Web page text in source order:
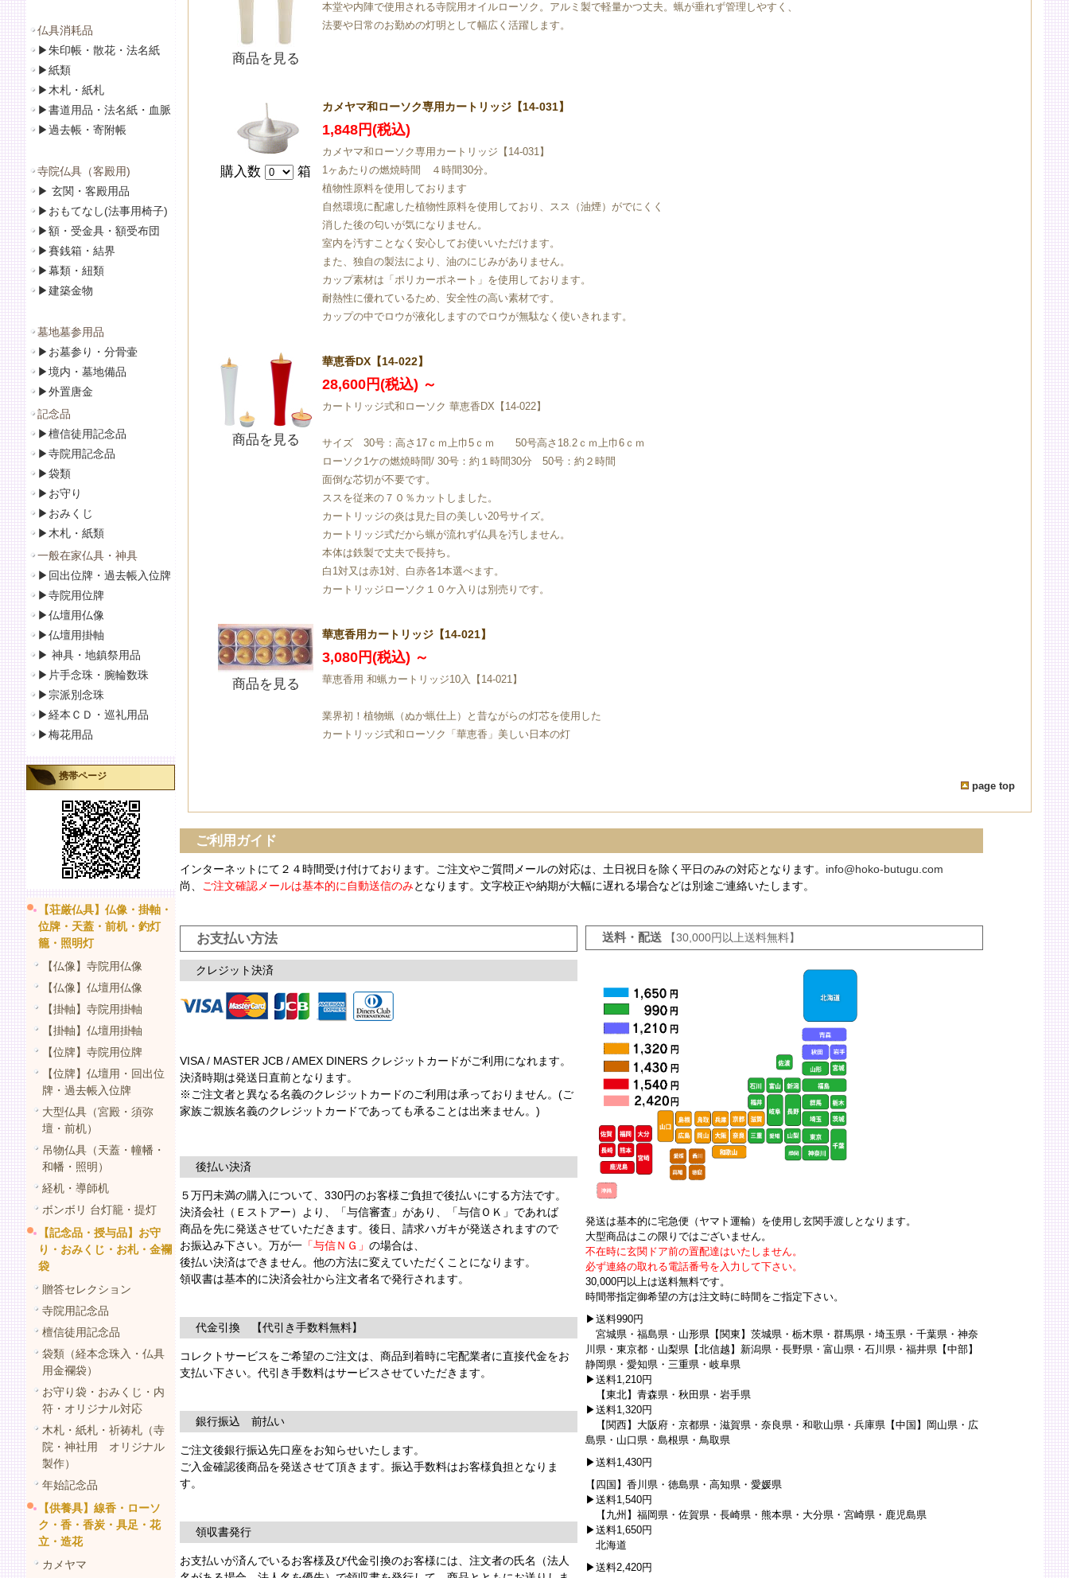
仏具消耗品
▶朱印帳・散花・法名紙
▶紙類
▶ 木札・紙札
▶書道用品・法名紙・血脈
▶過去帳・寄附帳
寺院仏具（客殿用)
▶ 玄関・客殿用品
▶ おもてなし(法事用椅子)
▶額・受金具・額受布団
▶賽銭箱・結界
▶幕類・紐類
▶建築金物
墓地墓参用品
▶ お墓参り・分骨壷
▶境内・墓地備品
▶外置唐金
記念品
▶檀信徒用記念品
▶寺院用記念品
▶袋類
▶ お守り
▶おみくじ
▶ 木札・紙類
一般在家仏具・神具
▶ 回出位牌・過去帳入位牌
▶寺院用位牌
▶仏壇用仏像
▶仏壇用掛軸
▶ 神具・地鎮祭用品
▶ 片手念珠・腕輪数珠
▶ 宗派別念珠
▶経本ＣＤ・巡礼用品
▶梅花用品
携帯ページ
【荘厳仏具】仏像・掛軸・
位牌・天蓋・前机・釣灯
籠・照明灯
【仏像】寺院用仏像
【仏像】仏壇用仏像
【掛軸】寺院用掛軸
【掛軸】仏壇用掛軸
【位牌】寺院用位牌
【位牌】仏壇用・回出位
牌・過去帳入位牌
大型仏具（宮殿・須弥
壇・前机）
吊物仏具（天蓋・幢幡・
和幡・照明）
経机・導師机
ボンボリ 台灯籠・提灯
【記念品・授与品】お守
り・おみくじ・お札・金襴
袋
贈答セレクション
寺院用記念品
檀信徒用記念品
袋類（経本念珠入・仏具
用金襴袋）
お守り袋・おみくじ・内
符・オリジナル対応
木札・紙札・祈祷札（寺
院・神社用 オリジナル
製作）
年始記念品
【供養具】線香・ローソ
ク・香・香炭・具足・花
立・造花
カメヤマ
商品を見る
本堂や内陣で使用される寺院用オイルローソク。アルミ製で軽量かつ丈夫。蝋が垂れず管理しやすく、
法要や日常のお勤めの灯明として幅広く活躍します。
購入数 箱
カメヤマ和ローソク専用カートリッジ【14-031】
1,848円(税込)
カメヤマ和ローソク専用カートリッジ【14-031】
1ヶあたりの燃焼時間 ４時間30分。
植物性原料を使用しております
自然環境に配慮した植物性原料を使用しており、スス（油煙）がでにくく
消した後の匂いが気になりません。
室内を汚すことなく安心してお使いいただけます。
また、独自の製法により、油のにじみがありません。
カップ素材は「ポリカーポネート」を使用しております。
耐熱性に優れているため、安全性の高い素材です。
カップの中でロウが液化しますのでロウが無駄なく使いきれます。
商品を見る
華恵香DX【14-022】
28,600円(税込) ～
カートリッジ式和ローソク 華恵香DX【14-022】
サイズ 30号：高さ17ｃｍ上巾5ｃｍ 50号高さ18.2ｃｍ上巾6ｃｍ
ローソク1ケの燃焼時間/ 30号：約１時間30分 50号：約２時間
面倒な芯切が不要です。
ススを従来の７０％カットしました。
カートリッジの炎は見た目の美しい20号サイズ。
カートリッジ式だから蝋が流れず仏具を汚しません。
本体は鉄製で丈夫で長持ち。
白1対又は赤1対、白赤各1本選べます。
カートリッジローソク１０ケ入りは別売りです。
商品を見る
華恵香用カートリッジ【14-021】
3,080円(税込) ～
華恵香用 和蝋カートリッジ10入【14-021】
業界初！植物蝋（ぬか蝋仕上）と昔ながらの灯芯を使用した
カートリッジ式和ローソク「華恵香」美しい日本の灯
page top
ご利用ガイド
インターネットにて２４時間受け付けております。ご注文やご質問メールの対応は、土日祝日を除く平日のみの対応となります。 info@hoko-butugu.com
尚、
ご注文確認メールは基本的に自動送信のみとなります。文字校正や納期が大幅に遅れる場合などは別途ご連絡いたします。
お支払い方法
クレジット決済
VISA / MASTER JCB / AMEX DINERS クレジットカードがご利用になれます。
決済時期は発送日直前となります。
※ご注文者と異なる名義のクレジットカードのご利用は承っておりません。(ご
家族ご親族名義のクレジットカードであっても承ることは出来ません。)
後払い決済
５万円未満の購入について、330円のお客様ご負担で後払いにする方法です。
決済会社（Ｅストアー）より、「与信審査」があり、「与信ＯＫ」であれば
商品を先に発送させていただきます。後日、請求ハガキが発送されますので
お振込み下さい。万が一 「与信ＮＧ」 の場合は、
後払い決済はできません。他の方法に変えていただくことになります。
領収書は基本的に決済会社から注文者名で発行されます。
代金引換 【代引き手数料無料】
コレクトサービスをご希望のご注文は、商品到着時に宅配業者に直接代金をお
支払い下さい。代引き手数料はサービスさせていただきます。
銀行振込 前払い
ご注文後銀行振込先口座をお知らせいたします。
ご入金確認後商品を発送させて頂きます。振込手数料はお客様負担となりま
す。
領収書発行
お支払いが済んでいるお客様及び代金引換のお客様には、注文者の氏名（法人
送料・配送 【30,000円以上送料無料】
発送は基本的に宅急便（ヤマト運輸）を使用し玄関手渡しとなります。
大型商品はこの限りではございません。
不在時に玄関ドア前の置配達はいたしません。
必ず連絡の取れる電話番号を入力して下さい。
30,000円以上は送料無料です。
時間帯指定御希望の方は注文時に時間をご指定下さい。
▶送料990円
宮城県・福島県・山形県【関東】茨城県・栃木県・群馬県・埼玉県・千葉県・神奈
川県・東京都・山梨県【北信越】新潟県・長野県・富山県・石川県・福井県【中部】
静岡県・愛知県・三重県・岐阜県
▶送料1,210円
【東北】青森県・秋田県・岩手県
▶送料1,320円
【関西】大阪府・京都県・滋賀県・奈良県・和歌山県・兵庫県【中国】岡山県・広
島県・山口県・島根県・鳥取県
▶送料1,430円
【四国】香川県・徳島県・高知県・愛媛県
▶送料1,540円
【九州】福岡県・佐賀県・長崎県・熊本県・大分県・宮崎県・鹿児島県
▶送料1,650円
北海道
▶送料2,420円